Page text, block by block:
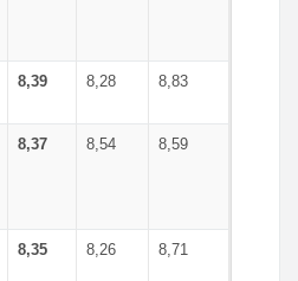
8,39 8,28 8,83
8,37 8,54 8,59
8,35 8,26 8,71